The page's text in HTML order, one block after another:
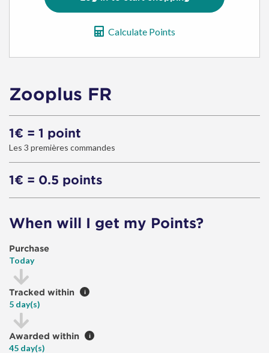
Calculate Points
Zooplus FR
1€ = 1 point
Les 3 premières commandes
1€ = 0.5 points
When will I get my Points?
Purchase
Today
Tracked within i
5 day(s)
Awarded within i
45 day(s)